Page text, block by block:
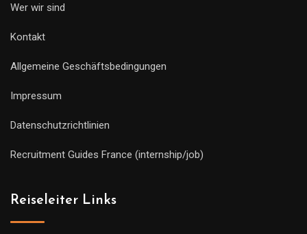
Wer wir sind
Kontakt
Allgemeine Geschäftsbedingungen
Impressum
Datenschutzrichtlinien
Recruitment Guides France (internship/job)
Reiseleiter Links